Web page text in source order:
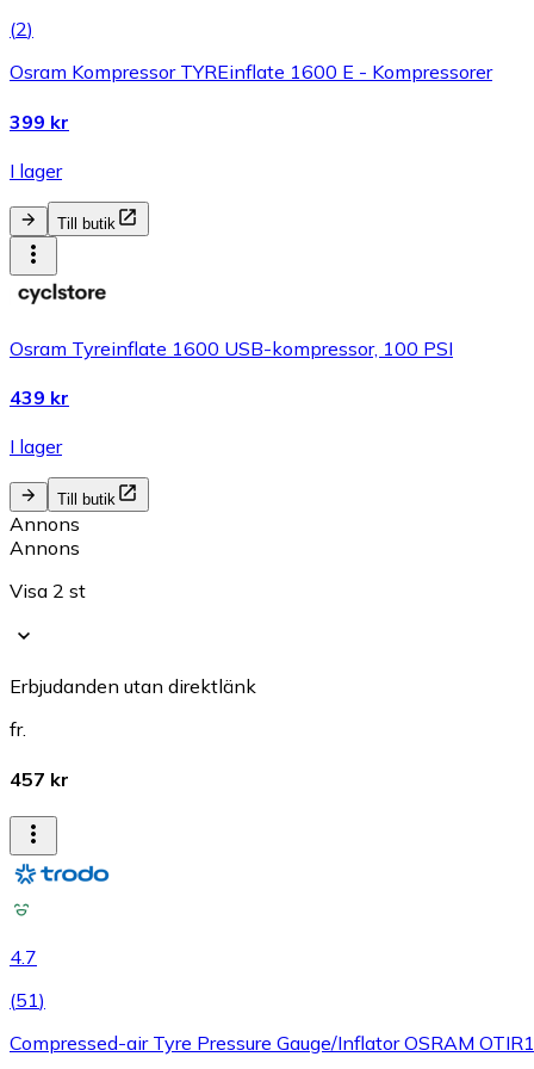
(2)
Osram Kompressor TYREinflate 1600 E - Kompressorer
399 kr
I lager
Till butik
Osram Tyreinflate 1600 USB-kompressor, 100 PSI
439 kr
I lager
Till butik
Annons
Annons
Visa 2 st
Erbjudanden utan direktlänk
fr.
457 kr
4.7
(51)
Compressed-air Tyre Pressure Gauge/Inflator OSRAM